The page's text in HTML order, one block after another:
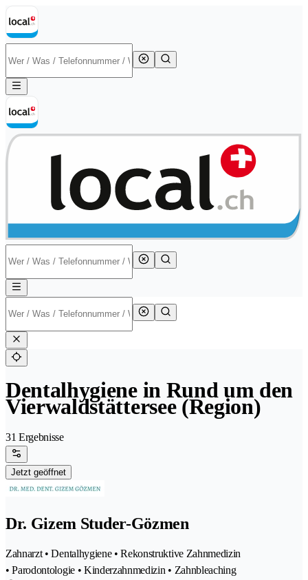
Dentalhygiene in Rund um den
Vierwaldstättersee (Region)
31 Ergebnisse
Jetzt geöffnet
Dr. Gizem Studer-Gözmen
Zahnarzt • Dentalhygiene • Rekonstruktive Zahnmedizin
• Parodontologie • Kinderzahnmedizin • Zahnbleaching